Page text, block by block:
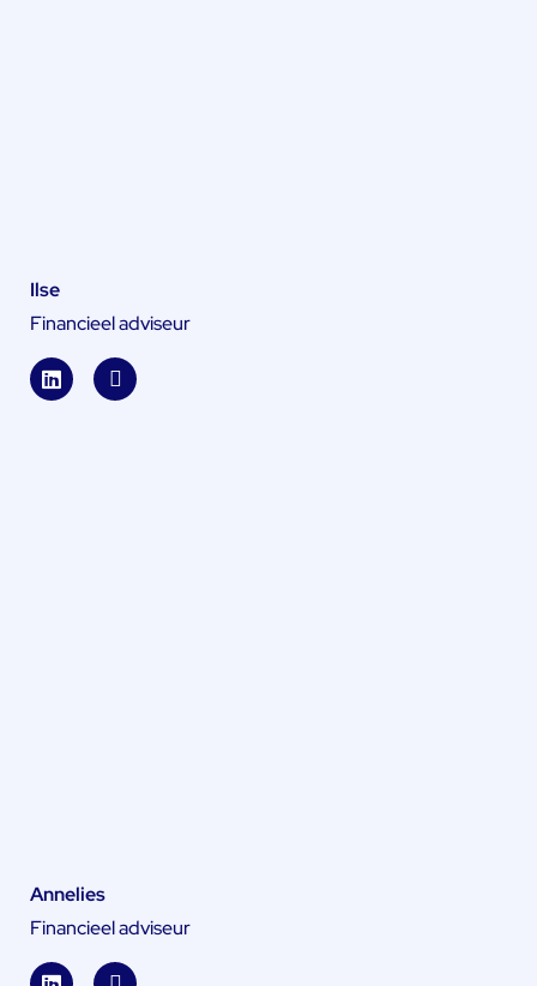
Ilse
Financieel adviseur
Annelies
Financieel adviseur